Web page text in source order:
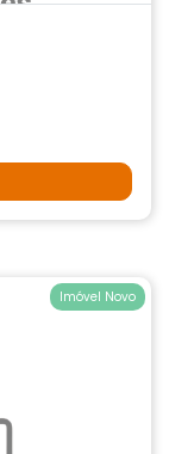
Imóvel Novo